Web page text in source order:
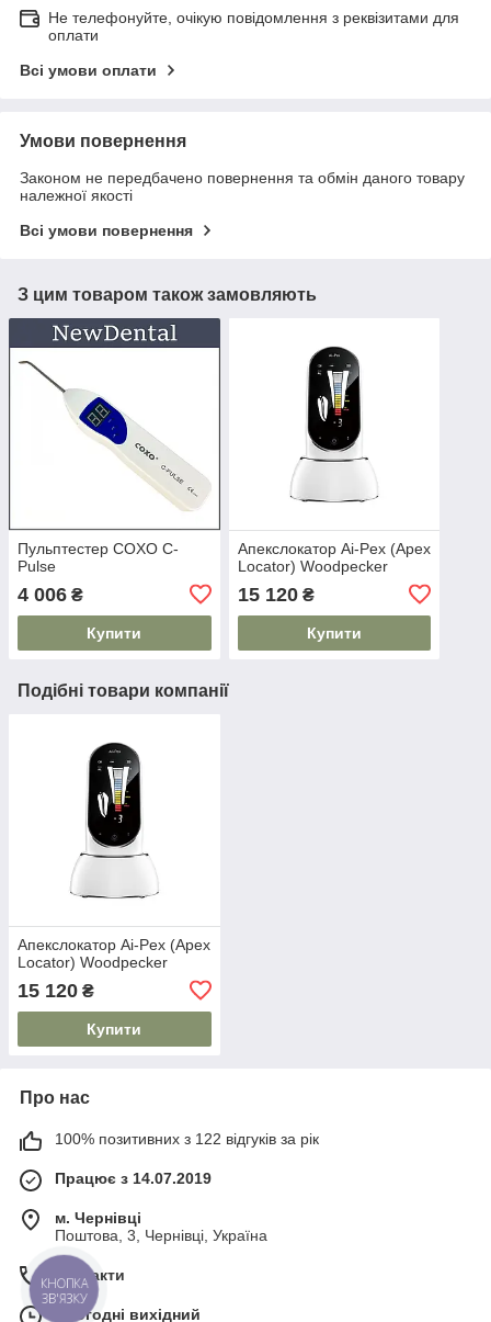
Не телефонуйте, очікую повідомлення з реквізитами для
оплати
Всі умови оплати
Умови повернення
Законом не передбачено повернення та обмін даного товару
належної якості
Всі умови повернення
З цим товаром також замовляють
Пульптестер COXO C-
Pulse
4 006 ₴
Купити
Апекслокатор Ai-Pex (Apex
Locator) Woodpecker
15 120₴
Купити
Подібні товари компанії
Апекслокатор Ai-Pex (Apex
Locator) Woodpecker
15 120 ₴
Купити
Про нас
100% позитивних з 122 відгуків за рік
Працює з 14.07.2019
м. Чернівці
Поштова, 3, Чернівці, Україна
Контакти
Сьогодні вихідний
КНОПКА
ЗВ'ЯЗКУ